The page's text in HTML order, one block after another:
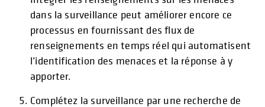
dans la surveillance peut améliorer encore ce
processus en fournissant des flux de
renseignements en temps réel qui automatisent
l’identification des menaces et la réponse à y
apporter.
Complétez la surveillance par une recherche de